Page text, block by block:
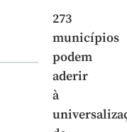
273
municípios
podem
aderir
à